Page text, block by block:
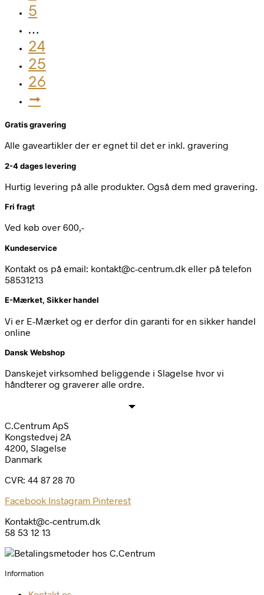
5
…
24
25
26
→
Gratis gravering
Alle gaveartikler der er egnet til det er inkl. gravering
2-4 dages levering
Hurtig levering på alle produkter. Også dem med gravering.
Fri fragt
Ved køb over 600,-
Kundeservice
Kontakt os på email: kontakt@c-centrum.dk eller på telefon
58531213
E-Mærket, Sikker handel
Vi er E-Mærket og er derfor din garanti for en sikker handel
online
Dansk Webshop
Danskejet virksomhed beliggende i Slagelse hvor vi
håndterer og graverer alle ordre.
C.Centrum ApS
Kongstedvej 2A
4200, Slagelse
Danmark
CVR: 44 87 28 70
Facebook Instagram Pinterest
Kontakt@c-centrum.dk
58 53 12 13
Information